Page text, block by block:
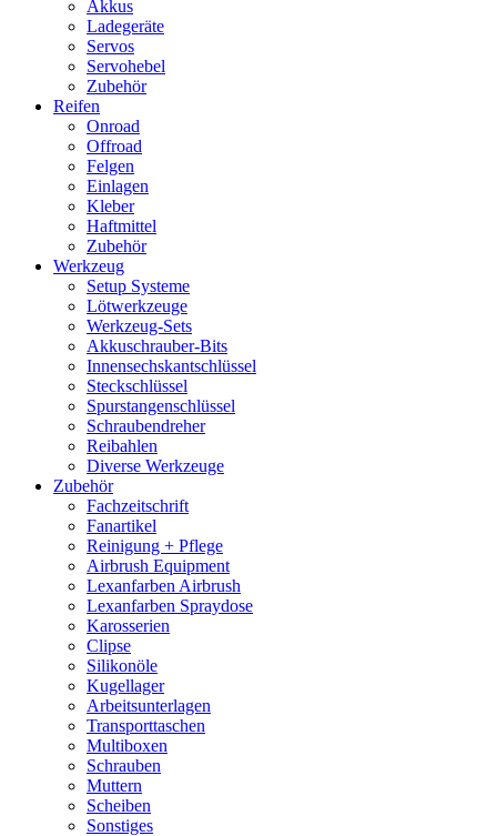
Akkus
Ladegeräte
Servos
Servohebel
Zubehör
Reifen
Onroad
Offroad
Felgen
Einlagen
Kleber
Haftmittel
Zubehör
Werkzeug
Setup Systeme
Lötwerkzeuge
Werkzeug-Sets
Akkuschrauber-Bits
Innensechskantschlüssel
Steckschlüssel
Spurstangenschlüssel
Schraubendreher
Reibahlen
Diverse Werkzeuge
Zubehör
Fachzeitschrift
Fanartikel
Reinigung + Pflege
Airbrush Equipment
Lexanfarben Airbrush
Lexanfarben Spraydose
Karosserien
Clipse
Silikonöle
Kugellager
Arbeitsunterlagen
Transporttaschen
Multiboxen
Schrauben
Muttern
Scheiben
Sonstiges